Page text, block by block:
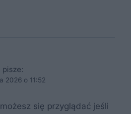
pisze:
2026 o 11:52
się przyglądać jeśli